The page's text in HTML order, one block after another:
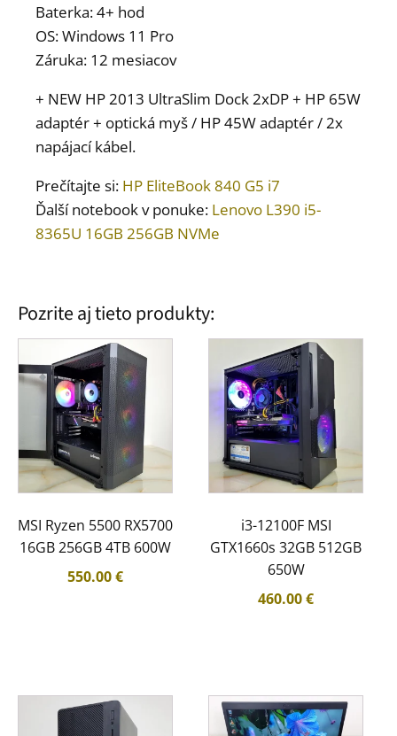
Baterka: 4+ hod
OS: Windows 11 Pro
Záruka: 12 mesiacov
+ NEW HP 2013 UltraSlim Dock 2xDP + HP 65W
adaptér + optická myš / HP 45W adaptér / 2x
napájací kábel.
Prečítajte si: HP EliteBook 840 G5 i7
Ďalší notebook v ponuke: Lenovo L390 i5-
8365U 16GB 256GB NVMe
Pozrite aj tieto produkty:
MSI Ryzen 5500 RX5700
16GB 256GB 4TB 600W
550.00€
i3-12100F MSI
GTX1660s 32GB 512GB
650W
460.00€